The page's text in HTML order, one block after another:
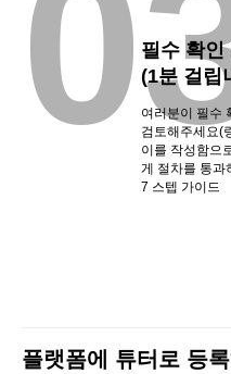
필수 확인
(1분 걸립
여러분이 필수
검토해주세요(
이를 작성함으
게 절차를 통과
7 스텝 가이드
플랫폼에 튜터로 등